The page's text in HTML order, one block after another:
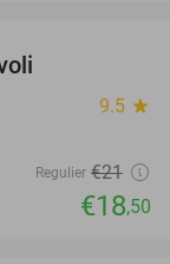
9.5 star
Regulier €21
€18,50